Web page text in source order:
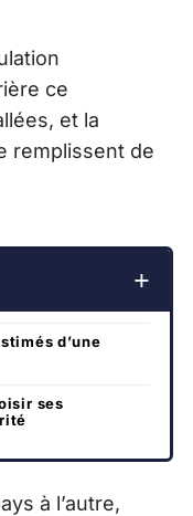
ce
et la
remplissent de
d’une
ses
à l’autre,